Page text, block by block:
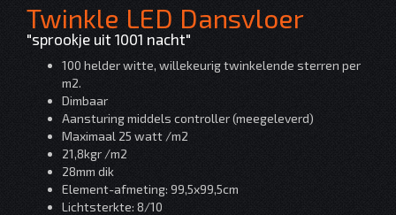
Twinkle LED Dansvloer
"sprookje uit 1001 nacht"
100 helder witte, willekeurig twinkelende sterren per
m2.
Dimbaar
Aansturing middels controller (meegeleverd)
Maximaal 25 watt /m2
21,8kgr /m2
28mm dik
Element-afmeting: 99,5x99,5cm
Lichtsterkte: 8/10